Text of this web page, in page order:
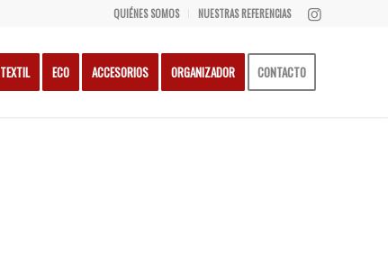
QUIÉNES SOMOS NUESTRAS REFERENCIAS
TEXTIL ECO ACCESORIOS ORGANIZADOR CONTACTO